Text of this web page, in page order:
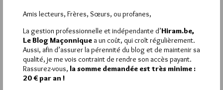
2 JUIN 2024 À 8H53 / RÉPONDRE
Félicitations à la nouvelle Grande Maîtresse et bonne chance
Amis lecteurs, Frères, Sœurs, ou profanes,
La gestion professionnelle et indépendante d’Hiram.be,
Le Blog Maçonnique a un coût, qui croît régulièrement.
Aussi, afin d’assurer la pérennité du blog et de maintenir sa
qualité, je me vois contraint de rendre son accès payant.
Rassurez-vous, la somme demandée est très minime :
20 € par an !